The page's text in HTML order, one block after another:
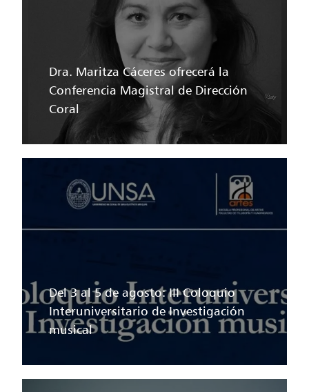
Dra. Maritza Cáceres ofrecerá la
Conferencia Magistral de Dirección
Coral
Del 3 al 5 de agosto: III Coloquio
Interuniversitario de Investigación
musical